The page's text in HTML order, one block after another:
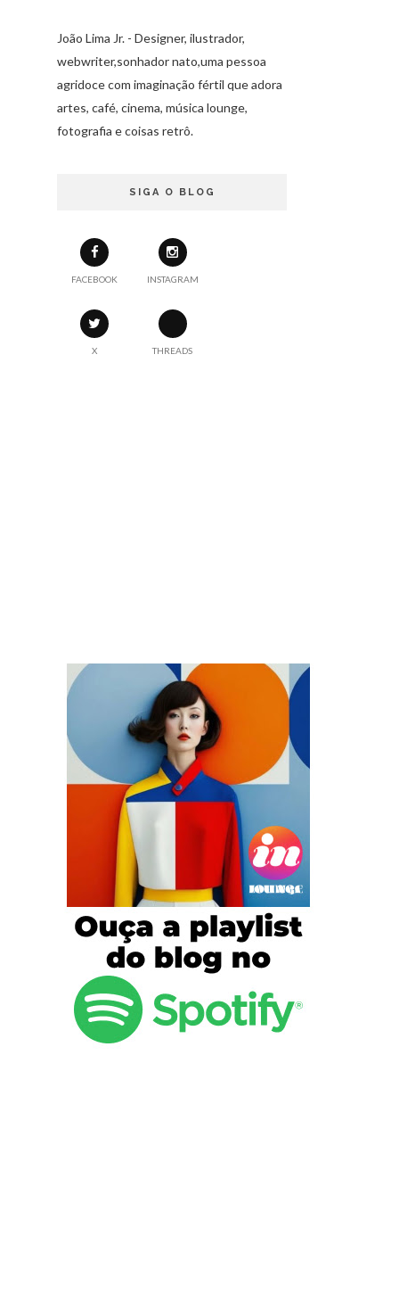
João Lima Jr. - Designer, ilustrador,
webwriter,sonhador nato,uma pessoa
agridoce com imaginação fértil que adora
artes, café, cinema, música lounge,
fotografia e coisas retrô.
SIGA O BLOG
FACEBOOK INSTAGRAM
X THREADS